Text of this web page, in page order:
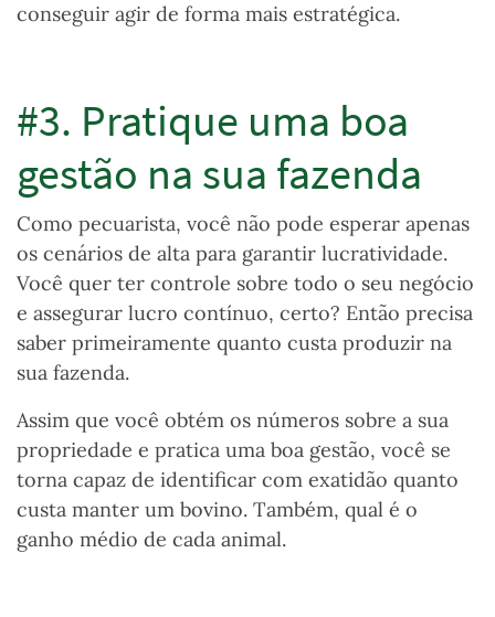
conseguir agir de forma mais estratégica.
#3. Pratique uma boa
gestão na sua fazenda
Como pecuarista, você não pode esperar apenas
os cenários de alta para garantir lucratividade.
Você quer ter controle sobre todo o seu negócio
e assegurar lucro contínuo, certo? Então precisa
saber primeiramente quanto custa produzir na
sua fazenda.
Assim que você obtém os números sobre a sua
propriedade e pratica uma boa gestão, você se
torna capaz de identificar com exatidão quanto
custa manter um bovino. Também, qual é o
ganho médio de cada animal.